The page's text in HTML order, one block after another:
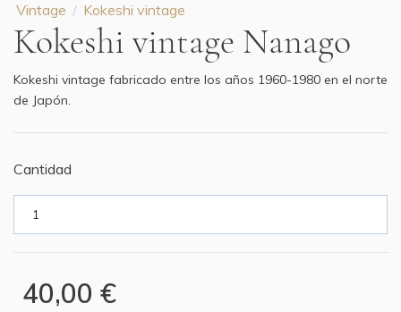
Vintage Kokeshi vintage
Kokeshi vintage Nanago
Kokeshi vintage fabricado entre los años 1960-1980 en el norte
de Japón.
Cantidad
40,00 €